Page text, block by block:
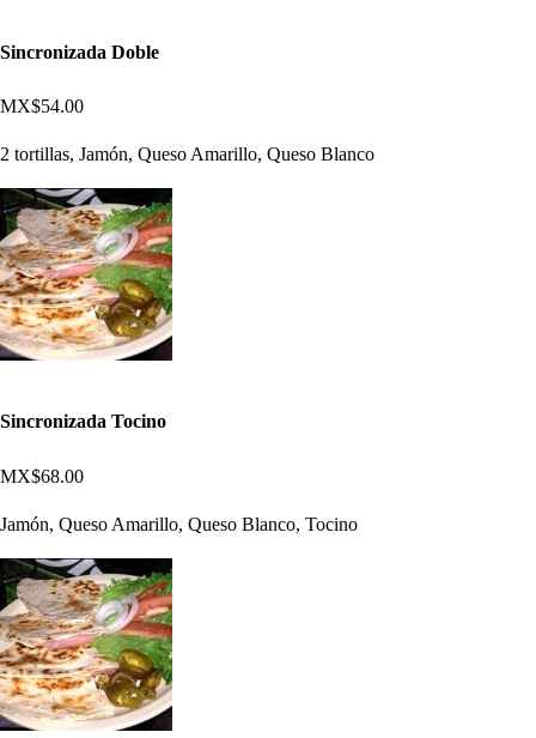
Sincronizada Doble
MX$54.00
2 tortillas, Jamón, Queso Amarillo, Queso Blanco
Sincronizada Tocino
MX$68.00
Jamón, Queso Amarillo, Queso Blanco, Tocino